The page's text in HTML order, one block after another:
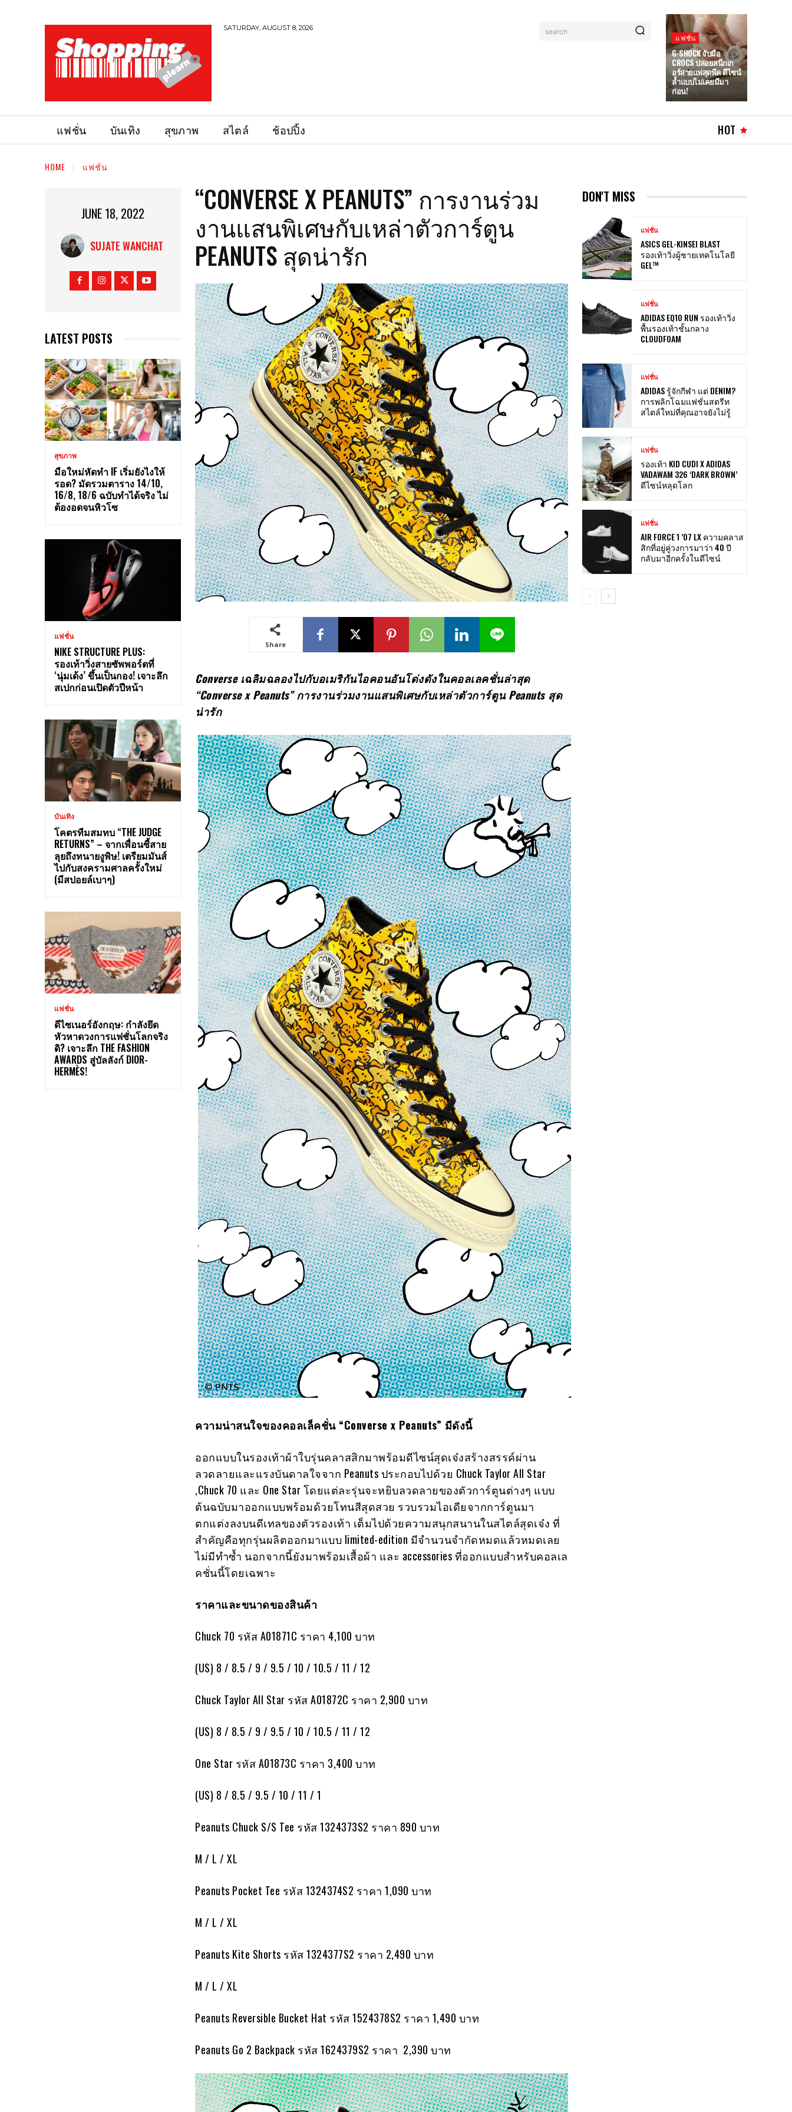
SATURDAY, AUGUST 8, 2026 search
แฟชั่น
G-SHOCK จับมือ
CROCS ปล่อยสนีกเก
อร์สายแฟสุดพีค ดีไซน์
ล้ำแบบไม่เคยมีมา
ก่อน!
แฟชั่น บันเทิง สุขภาพ สไตล์ ช้อปปิ้ง HOT
HOME แฟชั่น
JUNE 18, 2022
SUJATE WANCHAT
LATEST POSTS
สุขภาพ
มือใหม่หัดทำ IF เริ่มยังไงให้
รอด? มัดรวมตาราง 14/10,
16/8, 18/6 ฉบับทำได้จริง ไม่
ต้องอดจนหิวโซ
แฟชั่น
NIKE STRUCTURE PLUS:
รองเท้าวิ่งสายซัพพอร์ตที่
‘นุ่มเด้ง’ ขึ้นเป็นกอง! เจาะลึก
สเปกก่อนเปิดตัวปีหน้า
บันเทิง
โคตรทีมสมทบ “THE JUDGE
RETURNS” – จากเพื่อนซี้สาย
ลุยถึงทนายงูพิษ! เตรียมมันส์
ไปกับสงครามศาลครั้งใหม่
(มีสปอยล์เบาๆ)
แฟชั่น
ดีไซเนอร์อังกฤษ: กำลังยึด
หัวหาดวงการแฟชั่นโลกจริง
ดิ? เจาะลึก THE FASHION
AWARDS สู่บัลลังก์ DIOR-
HERMÈS!
“CONVERSE X PEANUTS” การงานร่วม
งานแสนพิเศษกับเหล่าตัวการ์ตูน
PEANUTS สุดน่ารัก
Share
Converse เฉลิมฉลองไปกับอเมริกันไอคอนอันโด่งดังในคอลเลคชั่นล่าสุด
“Converse x Peanuts”การงานร่วมงานแสนพิเศษกับเหล่าตัวการ์ตูนPeanuts สุด
น่ารัก
ความน่าสนใจของคอลเล็คชั่น “Converse x Peanuts” มีดังนี้
ออกแบบในรองเท้าผ้าใบรุ่นคลาสสิกมาพร้อมดีไซน์สุดเจ๋งสร้างสรรค์ผ่าน
ลวดลายและแรงบันดาลใจจาก Peanuts ประกอบไปด้วย Chuck Taylor All Star
,Chuck 70 และ One Star โดยแต่ละรุ่นจะหยิบลวดลายของตัวการ์ตูนต่างๆ แบบ
ต้นฉบับมาออกแบบพร้อมด้วยโทนสีสุดสวย รวบรวมไอเดียจากการ์ตูนมา
ตกแต่งลงบนดีเทลของตัวรองเท้า เต็มไปด้วยความสนุกสนานในสไตล์สุดเจ๋ง ที่
สำคัญคือทุกรุ่นผลิตออกมาแบบ limited-edition มีจำนวนจำกัดหมดแล้วหมดเลย
ไม่มีทำซ้ำ นอกจากนี้ยังมาพร้อมเสื้อผ้า และ accessories ที่ออกแบบสำหรับคอลเล
คชั่นนี้โดยเฉพาะ
ราคาและขนาดของสินค้า
Chuck 70 รหัส A01871C ราคา 4,100 บาท
(US) 8 / 8.5 / 9 / 9.5 / 10 / 10.5 / 11 / 12
Chuck Taylor All Star รหัส A01872C ราคา 2,900 บาท
(US) 8 / 8.5 / 9 / 9.5 / 10 / 10.5 / 11 / 12
One Star รหัส A01873C ราคา 3,400 บาท
(US) 8 / 8.5 / 9.5 / 10 / 11 / 1
Peanuts Chuck S/S Tee รหัส 1324373S2 ราคา 890 บาท
M / L / XL
Peanuts Pocket Tee รหัส 1324374S2 ราคา 1,090 บาท
M / L / XL
Peanuts Kite Shorts รหัส 1324377S2 ราคา 2,490 บาท
M / L / XL
Peanuts Reversible Bucket Hat รหัส 1524378S2 ราคา 1,490 บาท
Peanuts Go 2 Backpack รหัส 1624379S2 ราคา 2,390 บาท
DON'T MISS
แฟชั่น
ASICS GEL-KINSEI BLAST
รองเท้าวิ่งผู้ชายเทคโนโลยี
GEL™
แฟชั่น
ADIDAS EQ10 RUN รองเท้าวิ่ง
พื้นรองเท้าชั้นกลาง
CLOUDFOAM
แฟชั่น
ADIDAS รู้จักกีฬา แต่ DENIM?
การพลิกโฉมแฟชั่นสตรีท
สไตล์ใหม่ที่คุณอาจยังไม่รู้
แฟชั่น
รองเท้า KID CUDI X ADIDAS
VADAWAM 326 ‘DARK BROWN’
ดีไซน์หลุดโลก
แฟชั่น
AIR FORCE 1 ’07 LX ความคลาส
สิกที่อยู่คู่วงการมาว่า 40 ปี
กลับมาอีกครั้งในดีไซน์